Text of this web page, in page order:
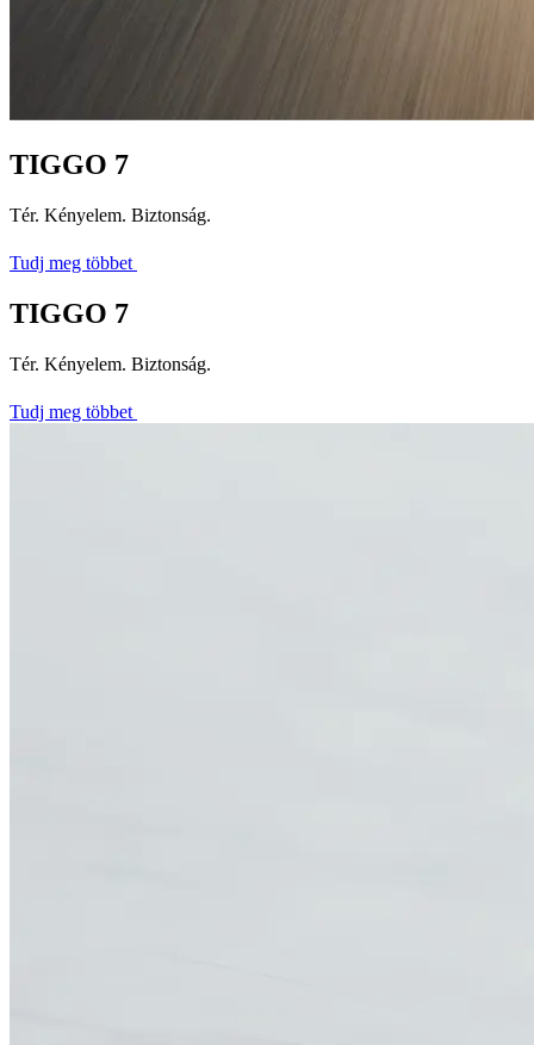
TIGGO 7
Tér. Kényelem. Biztonság.
Tudj meg többet
TIGGO 7
Tér. Kényelem. Biztonság.
Tudj meg többet